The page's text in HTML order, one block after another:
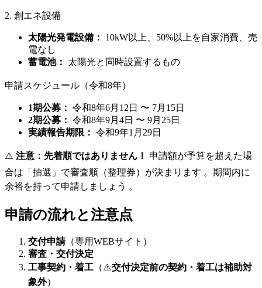
2. 創エネ設備
太陽光発電設備：
10kW以上、50%以上を自家消費、売
電なし
蓄電池：
太陽光と同時設置するもの
申請スケジュール（令和8年）
1期公募： 令和8年6月12日 〜 7月15日
2期公募： 令和8年9月4日 〜 9月25日
実績報告期限： 令和9年1月29日
⚠️ 注意：先着順ではありません！
申請額が予算を超えた場
合は「抽選」で審査順（整理券）が決まります 。期間内に
余裕を持って申請しましょう 。
申請の流れと注意点
交付申請（専用WEBサイト）
審査・交付決定
工事契約・着工 （⚠️交付決定前の契約・着工は補助対
象外）